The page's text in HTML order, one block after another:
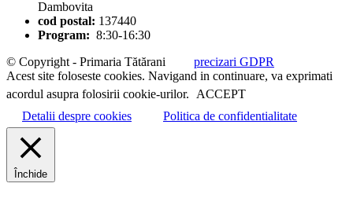
Dambovita
cod postal: 137440
Program: 8:30-16:30
© Copyright - Primaria Tătărani precizari GDPR
Acest site foloseste cookies. Navigand in continuare, va exprimati
acordul asupra folosirii cookie-urilor.
ACCEPT
Detalii despre cookies
Politica de confidentialitate
Închide